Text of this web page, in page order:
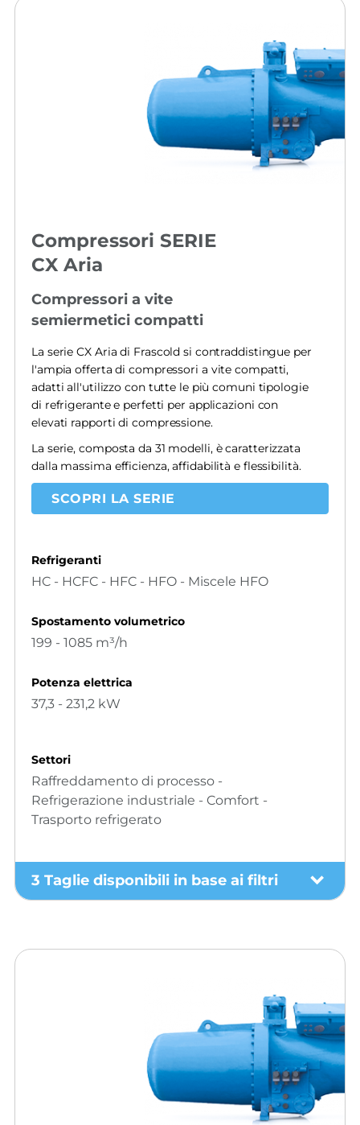
Compressori SERIE
CX Aria
Compressori a vite
semiermetici compatti
La serie CX Aria di Frascold si contraddistingue per
l'ampia offerta di compressori a vite compatti,
adatti all'utilizzo con tutte le più comuni tipologie
di refrigerante e perfetti per applicazioni con
elevati rapporti di compressione.
La serie, composta da 31 modelli, è caratterizzata
dalla massima efficienza, affidabilità e flessibilità.
SCOPRI LA SERIE
Refrigeranti
HC - HCFC - HFC - HFO - Miscele HFO
Spostamento volumetrico
199 - 1085 m³/h
Potenza elettrica
37,3 - 231,2 kW
Settori
Raffreddamento di processo -
Refrigerazione industriale - Comfort -
Trasporto refrigerato
3 Taglie disponibili in base ai filtri